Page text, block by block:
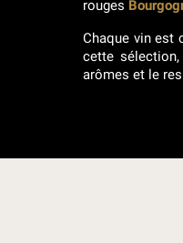
rouges
Chaque vin est
cette
arômes et le